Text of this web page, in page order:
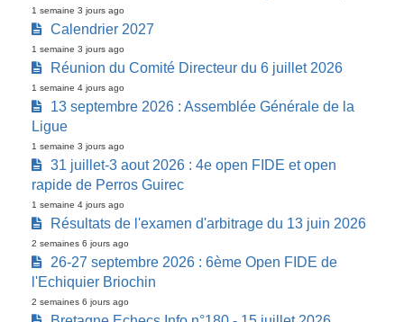
1 semaine 3 jours ago
Calendrier 2027
1 semaine 3 jours ago
Réunion du Comité Directeur du 6 juillet 2026
1 semaine 4 jours ago
13 septembre 2026 : Assemblée Générale de la
Ligue
1 semaine 3 jours ago
31 juillet-3 aout 2026 : 4e open FIDE et open
rapide de Perros Guirec
1 semaine 4 jours ago
Résultats de l'examen d'arbitrage du 13 juin 2026
2 semaines 6 jours ago
26-27 septembre 2026 : 6ème Open FIDE de
l'Echiquier Briochin
2 semaines 6 jours ago